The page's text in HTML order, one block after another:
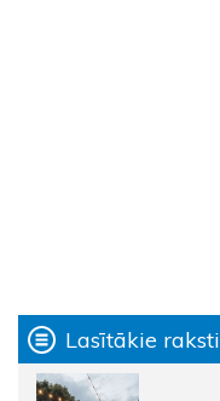
Lasītākie raksti